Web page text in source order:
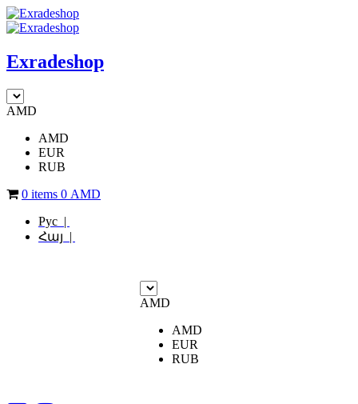
Exradeshop
AMD
AMD
EUR
RUB
0 items 0 AMD
Рус |
Հայ |
AMD
AMD
EUR
RUB